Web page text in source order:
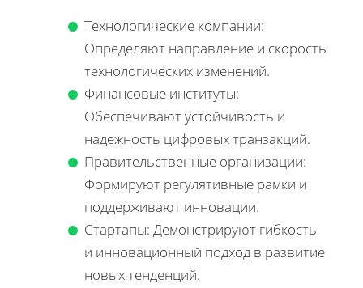
Технологические компании:
Определяют направление и скорость
технологических изменений.
Финансовые институты:
Обеспечивают устойчивость и
надежность цифровых транзакций.
Правительственные организации:
Формируют регулятивные рамки и
поддерживают инновации.
Стартапы: Демонстрируют гибкость
и инновационный подход в развитие
новых тенденций.